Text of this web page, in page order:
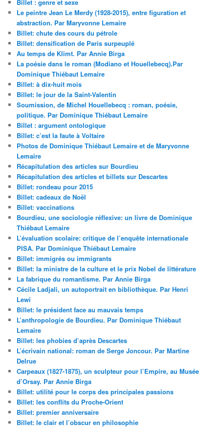
Billet : genre et sexe
Le peintre Jean Le Merdy (1928-2015), entre figuration et
abstraction. Par Maryvonne Lemaire
Billet: chute des cours du pétrole
Billet: densification de Paris surpeuplé
Au temps de Klimt. Par Annie Birga
La poésie dans le roman (Modiano et Houellebecq).Par
Dominique Thiébaut Lemaire
Billet: à dix-huit mois
Billet: le jour de la Saint-Valentin
Soumission, de Michel Houellebecq : roman, poésie,
politique. Par Dominique Thiébaut Lemaire
Billet : argument ontologique
Billet: c’est la faute à Voltaire
Photos de Dominique Thiébaut Lemaire et de Maryvonne
Lemaire
Récapitulation des articles sur Bourdieu
Récapitulation des articles et billets sur Descartes
Billet: rondeau pour 2015
Billet: cadeaux de Noël
Billet: vaccinations
Bourdieu, une sociologie réflexive: un livre de Dominique
Thiébaut Lemaire
L’évaluation scolaire: critique de l’enquête internationale
PISA. Par Dominique Thiébaut Lemaire
Billet: immigrés ou immigrants
Billet: la ministre de la culture et le prix Nobel de littérature
La fabrique du romantisme. Par Annie Birga
Cécile Ladjali, un autoportrait en bibliothèque. Par Henri
Lewi
Billet: le président face au mauvais temps
L’anthropologie de Bourdieu. Par Dominique Thiébaut
Lemaire
Billet: les phobies d’après Descartes
L’écrivain national: roman de Serge Joncour. Par Martine
Delrue
Carpeaux (1827-1875), un sculpteur pour l’Empire, au Musée
d’Orsay. Par Annie Birga
Billet: utilité pour le corps des principales passions
Billet: les conflits du Proche-Orient
Billet: premier anniversaire
Billet: le clair et l’obscur en philosophie